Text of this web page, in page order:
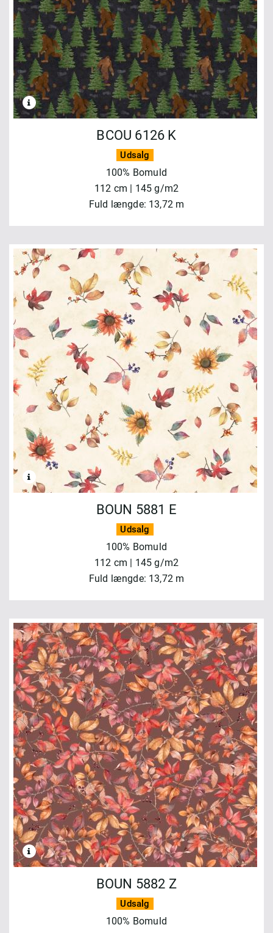
BCOU 6126 K
Udsalg
100% Bomuld
112 cm | 145 g/m2
Fuld længde: 13,72 m
BOUN 5881 E
Udsalg
100% Bomuld
112 cm | 145 g/m2
Fuld længde: 13,72 m
BOUN 5882 Z
Udsalg
100% Bomuld